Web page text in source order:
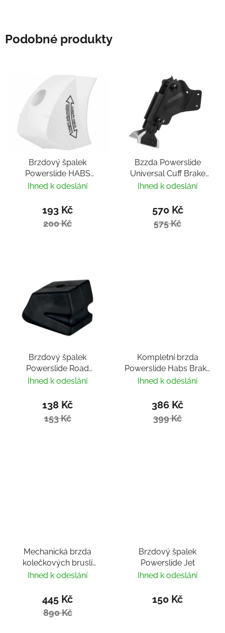
Podobné produkty
Brzdový špalek
Powerslide HABS
White
Ihned k odeslání
193 Kč
200 Kč
Bzzda Powerslide
Universal Cuff Brake
150
Ihned k odeslání
570 Kč
575 Kč
Brzdový špalek
Powerslide Road
Hog/UBS/Urban/Megacruiser
Ihned k odeslání
138 Kč
153 Kč
Kompletní brzda
Powerslide Habs Brake
S/M White
Ihned k odeslání
386 Kč
399 Kč
Mechanická brzda
kolečkových bruslí
HiBrake
Ihned k odeslání
445 Kč
890 Kč
Brzdový špalek
Powerslide Jet
Ihned k odeslání
150 Kč